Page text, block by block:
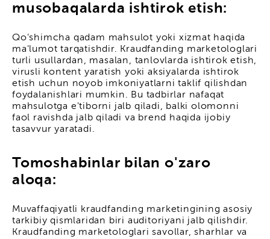
musobaqalarda ishtirok etish:
Qo'shimcha qadam mahsulot yoki xizmat haqida
ma'lumot tarqatishdir. Kraudfanding marketologlari
turli usullardan, masalan, tanlovlarda ishtirok etish,
virusli kontent yaratish yoki aksiyalarda ishtirok
etish uchun noyob imkoniyatlarni taklif qilishdan
foydalanishlari mumkin. Bu tadbirlar nafaqat
mahsulotga e'tiborni jalb qiladi, balki olomonni
faol ravishda jalb qiladi va brend haqida ijobiy
tasavvur yaratadi.
Tomoshabinlar bilan o'zaro
aloqa:
Muvaffaqiyatli kraudfanding marketingining asosiy
tarkibiy qismlaridan biri auditoriyani jalb qilishdir.
Kraudfanding marketologlari savollar, sharhlar va